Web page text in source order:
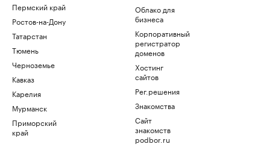
Пермский край
Ростов-на-Дону
Татарстан
Тюмень
Черноземье
Кавказ
Карелия
Мурманск
Приморский
край
Облако для
бизнеса
Корпоративный
регистратор
доменов
Хостинг
сайтов
Рег.решения
Знакомства
Сайт
знакомств
podbor.ru